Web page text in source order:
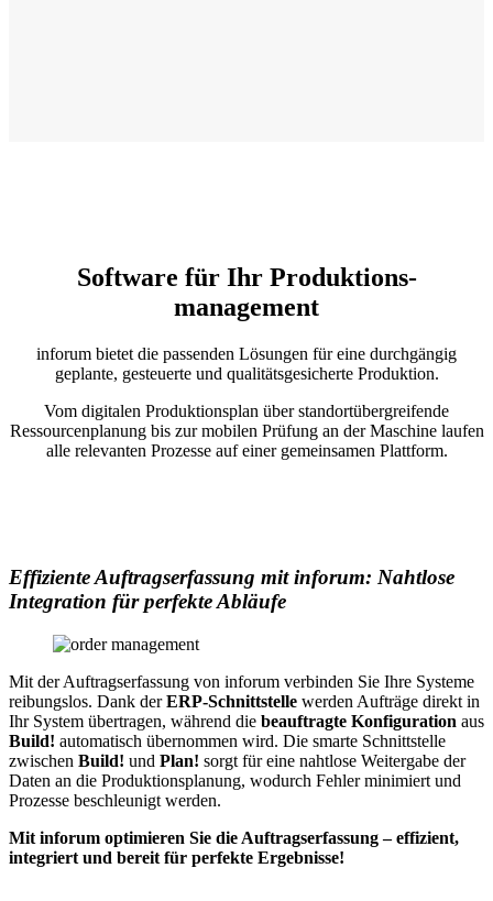
Software für Ihr Produktions­
management
inforum bietet die passenden Lösungen für eine durchgängig
geplante, gesteuerte und qualitätsgesicherte Produktion.
Vom digitalen Produktionsplan über standortübergreifende
Ressourcenplanung bis zur mobilen Prüfung an der Maschine laufen
alle relevanten Prozesse auf einer gemeinsamen Plattform.
Effiziente Auftragserfassung mit inforum: Nahtlose
Integration für perfekte Abläufe
Mit der Auftragserfassung von inforum verbinden Sie Ihre Systeme
reibungslos. Dank derERP-Schnittstelle werden Aufträge direkt in
Ihr System übertragen, während die beauftragte Konfiguration aus
Build! automatisch übernommen wird. Die smarte Schnittstelle
zwischen Build! und Plan! sorgt für eine nahtlose Weitergabe der
Daten an die Produktionsplanung, wodurch Fehler minimiert und
Prozesse beschleunigt werden.
Mit inforum optimieren Sie die Auftragserfassung – effizient,
integriert und bereit für perfekte Ergebnisse!